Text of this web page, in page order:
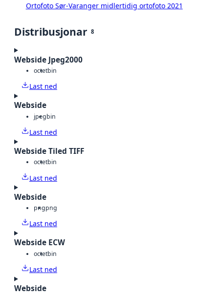
Ortofoto Sør-Varanger midlertidig ortofoto 2021
Distribusjonar 8
Webside Jpeg2000
octetbin
Last ned
Webside
jpegbin
Last ned
Webside Tiled TIFF
octetbin
Last ned
Webside
pngpng
Last ned
Webside ECW
octetbin
Last ned
Webside